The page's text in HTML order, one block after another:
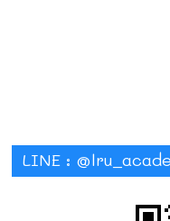
LINE :